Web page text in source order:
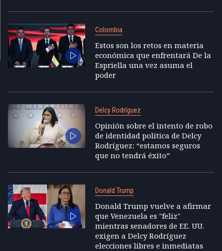
Colombia
Estos son los retos en materia
económica que enfrentará De la
Espriella una vez asuma el
poder
Delcy Rodríguez
Opinión sobre el intento de robo
de identidad política de Delcy
Rodríguez: “estamos seguros
que no tendrá éxito”
Donald Trump
Donald Trump vuelve a afirmar
que Venezuela es "feliz"
mientras senadores de EE. UU.
exigen a Delcy Rodríguez
elecciones libres e inmediatas